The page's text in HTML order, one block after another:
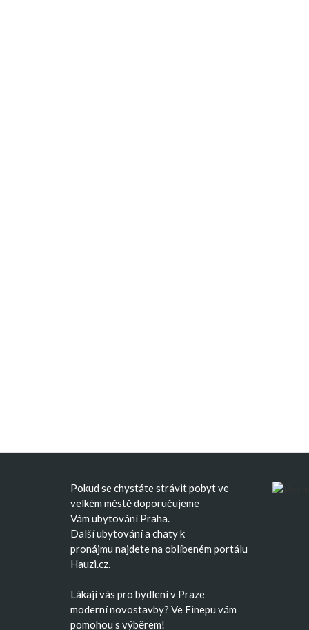
Pokud se chystáte strávit pobyt ve
velkém městě doporučujeme
Vám ubytování Praha.
Dalšíubytovánía chaty k
pronájmu najdete na oblíbeném portálu
Hauzi.cz.
Lákají vás pro bydlení v Praze
modernínovostavby? Ve Finepu vám
pomohou s výběrem!